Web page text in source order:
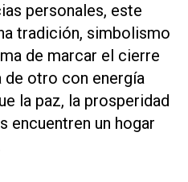
personales, este
tradición, simbolismo
de marcar el cierre
de otro con energía
la paz, la prosperidad
encuentren un hogar